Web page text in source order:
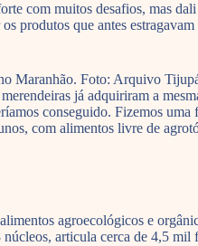
com muitos desafios, mas
produtos que antes estragavam
Maranhão. Foto: Arquivo
já adquiriram a
conseguido. Fizemos
com alimentos livre de
agroecológicos e
articula cerca de 4,5